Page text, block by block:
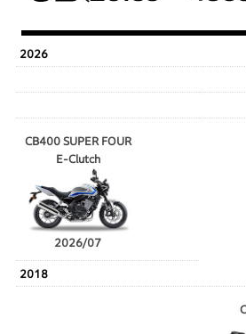
2026
CB400 SUPER FOUR
E-Clutch
2026/07
2018